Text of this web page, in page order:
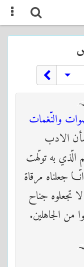
والنّغمات
الادب
الّذي به تولّهت
جعلناه مرقاة
تجعلوه جناح
من الجاهلين.